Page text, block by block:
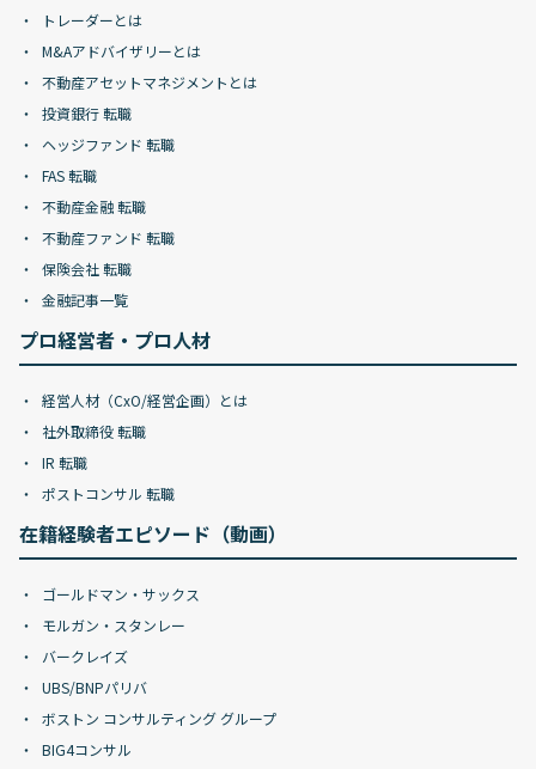
トレーダーとは
M&Aアドバイザリーとは
不動産アセットマネジメントとは
投資銀行 転職
ヘッジファンド 転職
FAS 転職
不動産金融 転職
不動産ファンド 転職
保険会社 転職
金融記事一覧
プロ経営者・プロ人材
経営人材（CxO/経営企画）とは
社外取締役 転職
IR 転職
ポストコンサル 転職
在籍経験者エピソード（動画）
ゴールドマン・サックス
モルガン・スタンレー
バークレイズ
UBS/BNPパリバ
ボストン コンサルティング グループ
BIG4コンサル